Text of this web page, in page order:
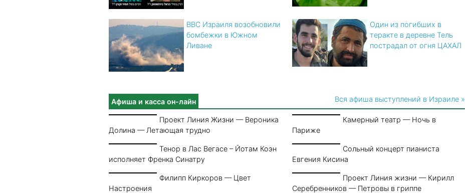
ВВС Израиля возобновили
бомбежки в Южном
Ливане
Один из погибших в
теракте в деревне Тель
пострадал от огня ЦАХАЛ
Афиша и касса он-лайн Вся афиша выступлений в Израиле »
Проект Линия Жизни — Вероника
Долина — Летающая трудно
Камерный театр — Ночь в
Париже
Тенор в Лас Вегасе – Йотам Коэн
исполняет Френка Синатру
Сольный концерт пианиста
Евгения Кисина
Филипп Киркоров — Цвет
Настроения
Проект Линия жизни — Кирилл
Серебренников — Петровы в гриппе